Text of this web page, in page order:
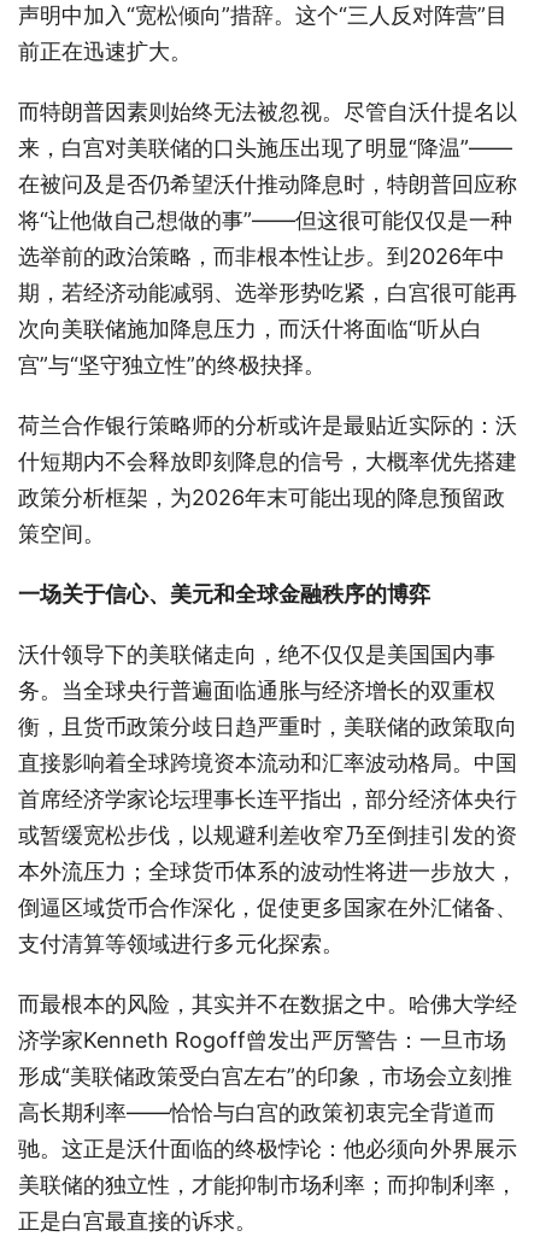
声明中加入“宽松倾向”措辞。这个“三人反对阵营”目
前正在迅速扩大。
而特朗普因素则始终无法被忽视。尽管自沃什提名以
来，白宫对美联储的口头施压出现了明显“降温”——
在被问及是否仍希望沃什推动降息时，特朗普回应称
将“让他做自己想做的事”——但这很可能仅仅是一种
选举前的政治策略，而非根本性让步。到2026年中
期，若经济动能减弱、选举形势吃紧，白宫很可能再
次向美联储施加降息压力，而沃什将面临“听从白
宫”与“坚守独立性”的终极抉择。
荷兰合作银行策略师的分析或许是最贴近实际的：沃
什短期内不会释放即刻降息的信号，大概率优先搭建
政策分析框架，为2026年末可能出现的降息预留政
策空间。
一场关于信心、美元和全球金融秩序的博弈
沃什领导下的美联储走向，绝不仅仅是美国国内事
务。当全球央行普遍面临通胀与经济增长的双重权
衡，且货币政策分歧日趋严重时，美联储的政策取向
直接影响着全球跨境资本流动和汇率波动格局。中国
首席经济学家论坛理事长连平指出，部分经济体央行
或暂缓宽松步伐，以规避利差收窄乃至倒挂引发的资
本外流压力；全球货币体系的波动性将进一步放大，
倒逼区域货币合作深化，促使更多国家在外汇储备、
支付清算等领域进行多元化探索。
而最根本的风险，其实并不在数据之中。哈佛大学经
济学家Kenneth Rogoff曾发出严厉警告：一旦市场
形成“美联储政策受白宫左右”的印象，市场会立刻推
高长期利率——恰恰与白宫的政策初衷完全背道而
驰。这正是沃什面临的终极悖论：他必须向外界展示
美联储的独立性，才能抑制市场利率；而抑制利率，
正是白宫最直接的诉求。